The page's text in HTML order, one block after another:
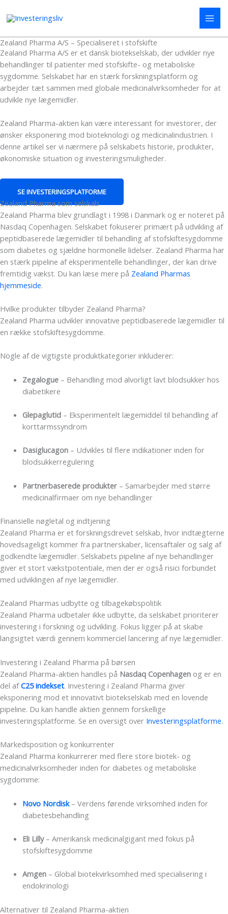
Zealand Pharma A/S – Specialiseret i stofskifte
Zealand Pharma A/S er et dansk biotekselskab, der udvikler nye
behandlinger til patienter med stofskifte- og metaboliske
sygdomme. Selskabet har en stærk forskningsplatform og
arbejder tæt sammen med globale medicinalvirksomheder for at
udvikle nye lægemidler.
Zealand Pharma-aktien kan være interessant for investorer, der
ønsker eksponering mod bioteknologi og medicinalindustrien. I
denne artikel ser vi nærmere på selskabets historie, produkter,
økonomiske situation og investeringsmuligheder.
VIl du investere i C25-aktier?
SE INVESTERINGSPLATFORME
Zealand Pharma som selskab
Zealand Pharma blev grundlagt i 1998 i Danmark og er noteret på
Nasdaq Copenhagen. Selskabet fokuserer primært på udvikling af
peptidbaserede lægemidler til behandling af stofskiftesygdomme
som diabetes og sjældne hormonelle lidelser. Zealand Pharma har
en stærk pipeline af eksperimentelle behandlinger, der kan drive
fremtidig vækst. Du kan læse mere på Zealand Pharmas
hjemmeside.
Hvilke produkter tilbyder Zealand Pharma?
Zealand Pharma udvikler innovative peptidbaserede lægemidler til
en række stofskiftesygdomme.
Nogle af de vigtigste produktkategorier inkluderer:
Zegalogue– Behandling mod alvorligt lavt blodsukker hos
diabetikere
Glepaglutid– Eksperimentelt lægemiddel til behandling af
korttarmssyndrom
Dasiglucagon– Udvikles til flere indikationer inden for
blodsukkerregulering
Partnerbaserede produkter– Samarbejder med større
medicinalfirmaer om nye behandlinger
Finansielle nøgletal og indtjening
Zealand Pharma er et forskningsdrevet selskab, hvor indtægterne
hovedsageligt kommer fra partnerskaber, licensaftaler og salg af
godkendte lægemidler. Selskabets pipeline af nye behandlinger
giver et stort vækstpotentiale, men der er også risici forbundet
med udviklingen af nye lægemidler.
Zealand Pharmas udbytte og tilbagekøbspolitik
Zealand Pharma udbetaler ikke udbytte, da selskabet prioriterer
investering i forskning og udvikling. Fokus ligger på at skabe
langsigtet værdi gennem kommerciel lancering af nye lægemidler.
Investering i Zealand Pharma på børsen
Zealand Pharma-aktien handles på Nasdaq Copenhagen og er en
del afC25 indekset. Investering i Zealand Pharma giver
eksponering mod et innovativt biotekselskab med en lovende
pipeline. Du kan handle aktien gennem forskellige
investeringsplatforme. Se en oversigt over Investeringsplatforme.
Markedsposition og konkurrenter
Zealand Pharma konkurrerer med flere store biotek- og
medicinalvirksomheder inden for diabetes og metaboliske
sygdomme:
Novo Nordisk– Verdens førende virksomhed inden for
diabetesbehandling
Eli Lilly– Amerikansk medicinalgigant med fokus på
stofskiftesygdomme
Amgen– Global biotekvirksomhed med specialisering i
endokrinologi
Alternativer til Zealand Pharma-aktien